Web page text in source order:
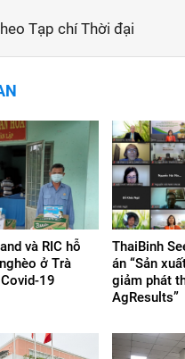
Tạp chí Thời đại
và RIC hỗ
ở Trà
19
ThaiBinh
án “Sản
giảm phát
AgResults”